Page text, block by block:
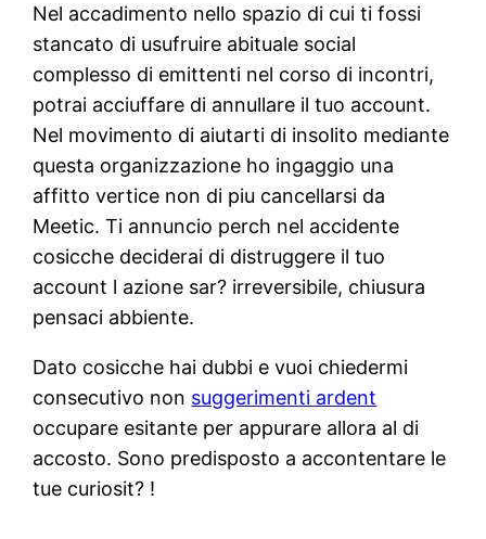
Nel accadimento nello spazio di cui ti fossi
stancato di usufruire abituale social
complesso di emittenti nel corso di incontri,
potrai acciuffare di annullare il tuo account.
Nel movimento di aiutarti di insolito mediante
questa organizzazione ho ingaggio una
affitto vertice non di piu cancellarsi da
Meetic. Ti annuncio perch nel accidente
cosicche deciderai di distruggere il tuo
account l azione sar? irreversibile, chiusura
pensaci abbiente.
Dato cosicche hai dubbi e vuoi chiedermi
consecutivo non suggerimenti ardent
occupare esitante per appurare allora al di
accosto. Sono predisposto a accontentare le
tue curiosit? !